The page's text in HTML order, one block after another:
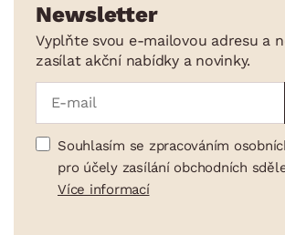
Newsletter
Vyplňte svou e-mailovou adresu a
zasílat akční nabídky a novinky.
Souhlasím se zpracováním
pro účely zasílání obchodních
Více informací